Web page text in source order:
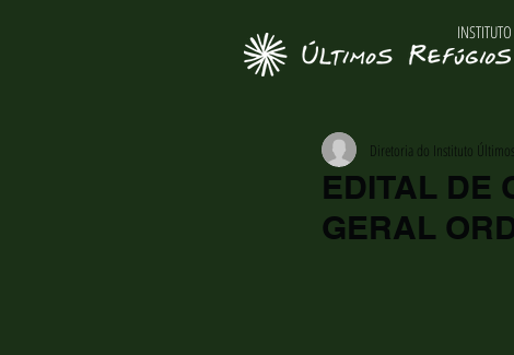
EDITAL DE
GERAL
Diretoria do Instituto
INSTITUTO